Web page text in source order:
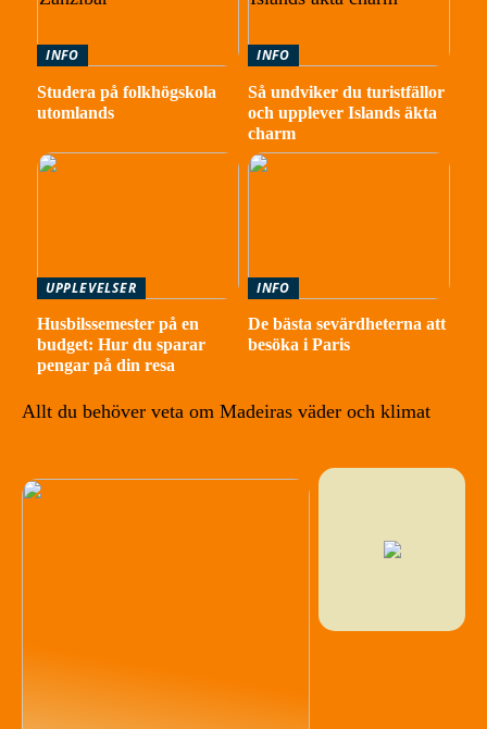
INFO
Studera på folkhögskola
utomlands
INFO
Så undviker du turistfällor
och upplever Islands äkta
charm
UPPLEVELSER
Husbilssemester på en
budget: Hur du sparar
pengar på din resa
INFO
De bästa sevärdheterna att
besöka i Paris
Allt du behöver veta om Madeiras väder och klimat